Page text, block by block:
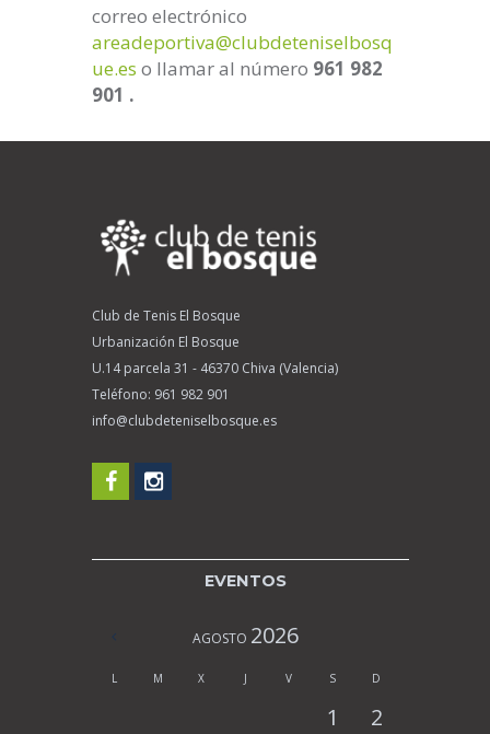
correo electrónico
areadeportiva@clubdeteniselbosq
ue.es o llamar al número 961 982
901 .
Club de Tenis El Bosque
Urbanización El Bosque
U.14 parcela 31 - 46370 Chiva (Valencia)
Teléfono: 961 982 901
info@clubdeteniselbosque.es
EVENTOS
AGOSTO 2026
L M X J V S D
1
2